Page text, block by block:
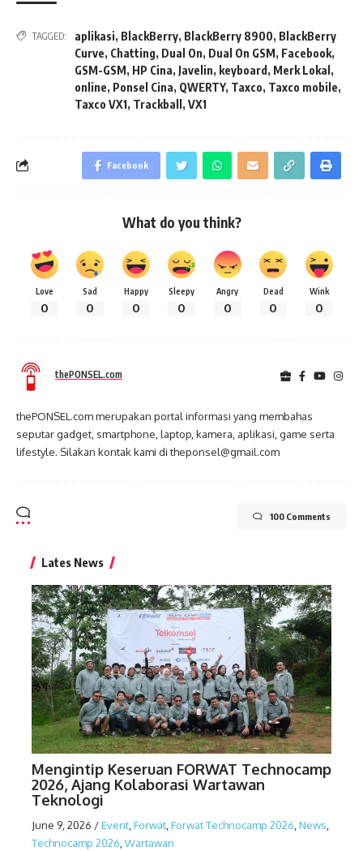
TAGGED: aplikasi, BlackBerry, BlackBerry 8900, BlackBerry
Curve, Chatting, Dual On, Dual On GSM, Facebook,
GSM-GSM, HP Cina, Javelin, keyboard , Merk Lokal ,
online, Ponsel Cina, QWERTY, Taxco, Taxco mobile,
Taxco VX1, Trackball , VX1
Facebook
What do you think?
Love
0
Sad
0
Happy
0
Sleepy
0
Angry
0
Dead
0
Wink
0
thePONSEL.com
thePONSEL.com merupakan portal informasi yang membahas
seputar gadget, smartphone, laptop, kamera, aplikasi, game serta
lifestyle. Silakan kontak kami di theponsel@gmail.com
100 Comments
Lates News
Mengintip Keseruan FORWAT Technocamp
2026, Ajang Kolaborasi Wartawan
Teknologi
June 9, 2026 /Event,Forwat,Forwat Technocamp 2026,News,
Technocamp 2026,Wartawan